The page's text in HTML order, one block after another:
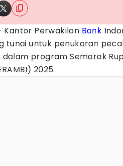
Kantor Perwakilan Bank
tunai untuk penukaran
dalam program Semarak
2025.